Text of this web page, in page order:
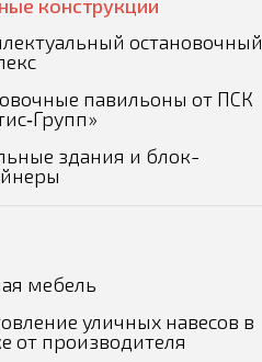
конструкции
остановочный
павильоны от ПСК
здания и блок-
мебель
уличных навесов в
от производителя